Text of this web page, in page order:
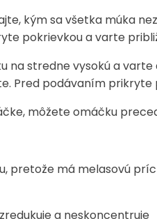
kým sa všetka múka
pokrievkou a varte
stredne vysokú a
Pred podávaním
môžete omáčku
pretože má melasovú
a neskoncentruje